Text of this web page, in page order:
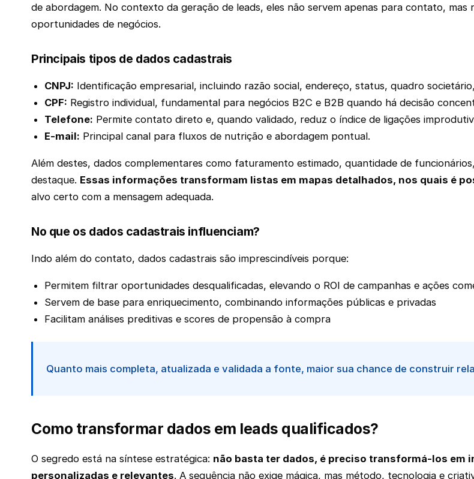
de abordagem. No contexto da geração de leads, eles não servem apenas para contato,
oportunidades de negócios.
Principais tipos de dados cadastrais
CNPJ: Identificação empresarial, incluindo razão social, endereço, status, quadro
CPF: Registro individual, fundamental para negócios B2C e B2B quando há decisão
Telefone: Permite contato direto e, quando validado, reduz o índice de ligações
E-mail: Principal canal para fluxos de nutrição e abordagem pontual.
Além destes, dados complementares como faturamento estimado, quantidade de
destaque. Essas informações transformam listas em mapas detalhados, nos quais é
alvo certo com a mensagem adequada.
No que os dados cadastrais influenciam?
Indo além do contato, dados cadastrais são imprescindíveis porque:
Permitem filtrar oportunidades desqualificadas, elevando o ROI de campanhas e ações
Servem de base para enriquecimento, combinando informações públicas e privadas
Facilitam análises preditivas e scores de propensão à compra
Quanto mais completa, atualizada e validada a fonte, maior sua chance de construir
Como transformar dados em leads qualificados?
O segredo está na síntese estratégica: não basta ter dados, é preciso transformá-los em
personalizadas e relevantes. A sequência não exige mágica, mas método, tecnologia e